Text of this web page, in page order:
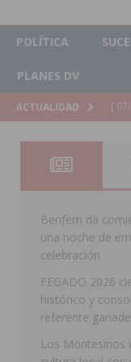
POLÍTICA
PLANES DV
ACTUALIDAD [
[
[
[
[
Benferri da
una noche de
celebración
FEGADO 2026
histórico y
referente
Los Montesinos